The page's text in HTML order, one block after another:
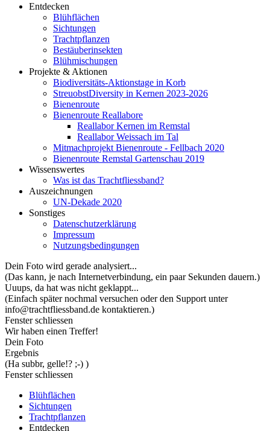
Entdecken
Blühflächen
Sichtungen
Trachtpflanzen
Bestäuberinsekten
Blühmischungen
Projekte & Aktionen
Biodiversitäts-Aktionstage in Korb
StreuobstDiversity in Kernen 2023-2026
Bienenroute
Bienenroute Reallabore
Reallabor Kernen im Remstal
Reallabor Weissach im Tal
Mitmachprojekt Bienenroute - Fellbach 2020
Bienenroute Remstal Gartenschau 2019
Wissenswertes
Was ist das Trachtfliessband?
Auszeichnungen
UN-Dekade 2020
Sonstiges
Datenschutzerklärung
Impressum
Nutzungsbedingungen
Dein Foto wird gerade analysiert...
(Das kann, je nach Internetverbindung, ein paar Sekunden dauern.)
Uuups, da hat was nicht geklappt...
(Einfach später nochmal versuchen oder den Support unter
info@trachtfliessband.de kontaktieren.)
Fenster schliessen
Wir haben einen Treffer!
Dein Foto
Ergebnis
(Ha subbr, gelle!? ;-) )
Fenster schliessen
Blühflächen
Sichtungen
Trachtpflanzen
Entdecken